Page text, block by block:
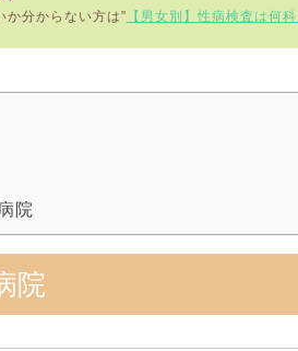
か分からない方は” 【男女別】性病検査は何科
院
院